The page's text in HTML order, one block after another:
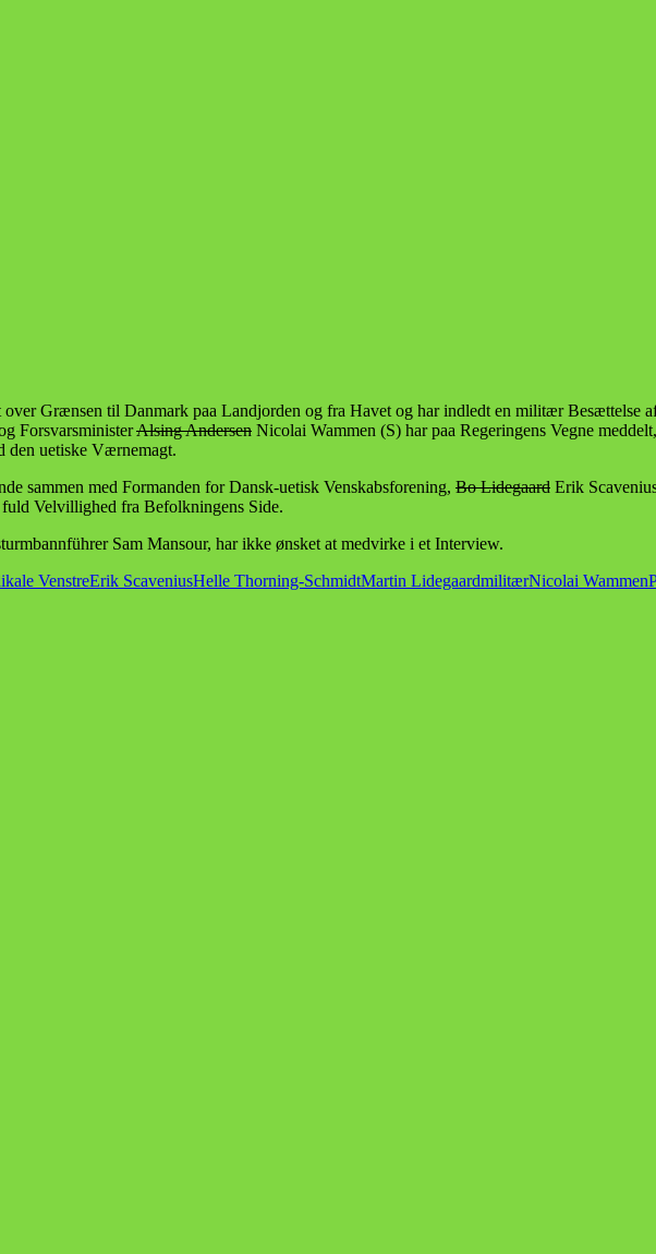
Grænsen til Danmark paa Landjorden og fra Havet og har indledt en militær Besættelse
ForsvarsministerAlsing Andersen Nicolai Wammen (S) har paa Regeringens Vegne
uetiske Værnemagt.
sammen med Formanden for Dansk-uetisk Venskabsforening, Bo Lidegaard Erik
Velvillighed fra Befolkningens Side.
Sam Mansour, har ikke ønsket at medvirke i et Interview.
VenstreErik ScaveniusHelle Thorning-SchmidtMartin LidegaardmilitærNicolai Wammen